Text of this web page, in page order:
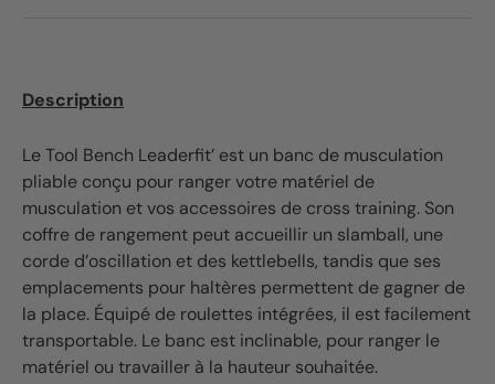
Description
Le Tool Bench Leaderfit’ est un banc de musculation
pliable conçu pour ranger votre matériel de
musculation et vos accessoires de cross training. Son
coffre de rangement peut accueillir un slamball, une
corde d’oscillation et des kettlebells, tandis que ses
emplacements pour haltères permettent de gagner de
la place. Équipé de roulettes intégrées, il est facilement
transportable. Le banc est inclinable, pour ranger le
matériel ou travailler à la hauteur souhaitée.